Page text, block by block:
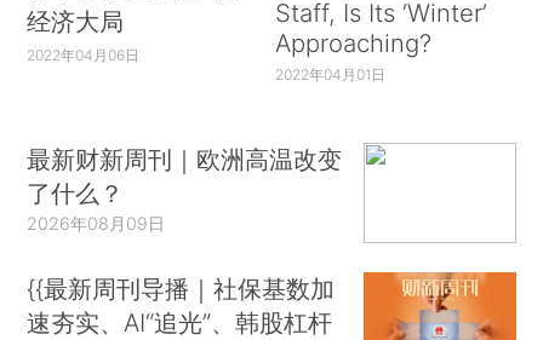
经济大局
2022年04月06日
Staff, Is Its ‘Winter’
Approaching?
2022年04月01日
最新财新周刊｜欧洲高温改变
了什么？
2026年08月09日
{{最新周刊导播｜社保基数加
速夯实、AI“追光”、韩股杠杆